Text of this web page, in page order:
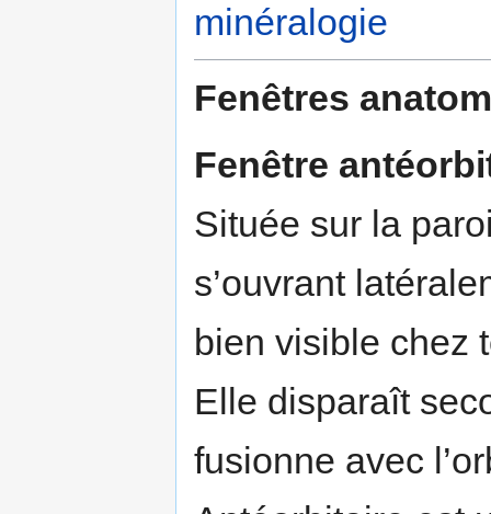
minéralogie
Fenêtres
Fenêtre
Située sur la
s’ouvrant
bien visible chez
Elle disparaît
fusionne avec